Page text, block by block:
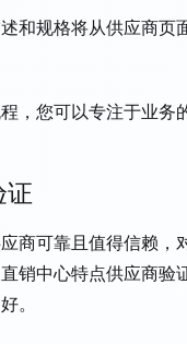
和规格将从供应商页
，您可以专注于业务
证
商可靠且值得信赖，
销中心特点供应商验
。